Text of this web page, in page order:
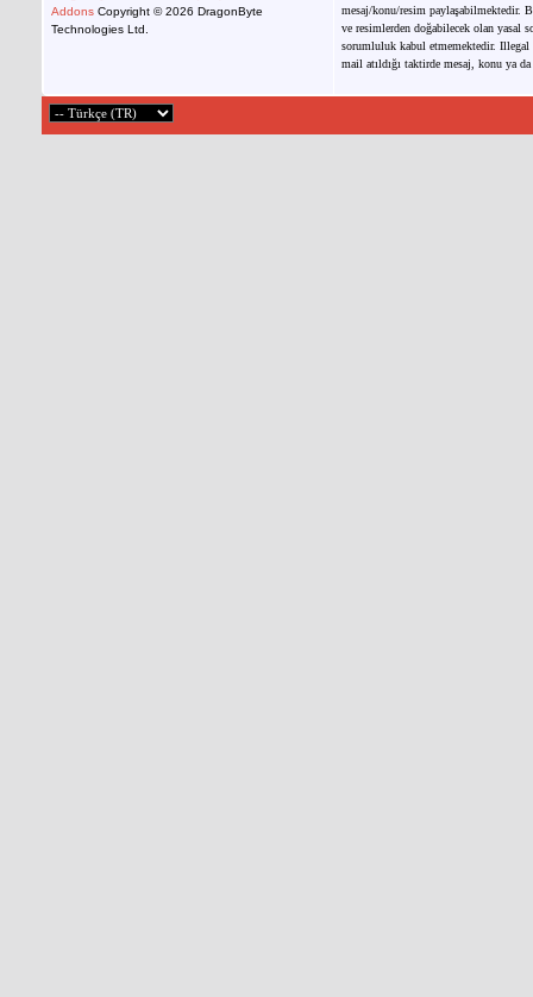
Addons Copyright © 2026 DragonByte
Technologies Ltd.
mesaj/konu/resim paylaşabilmektedir.
ve resimlerden doğabilecek olan yasal
sorumluluk kabul etmemektedir.
mail atıldığı taktirde mesaj, konu ya